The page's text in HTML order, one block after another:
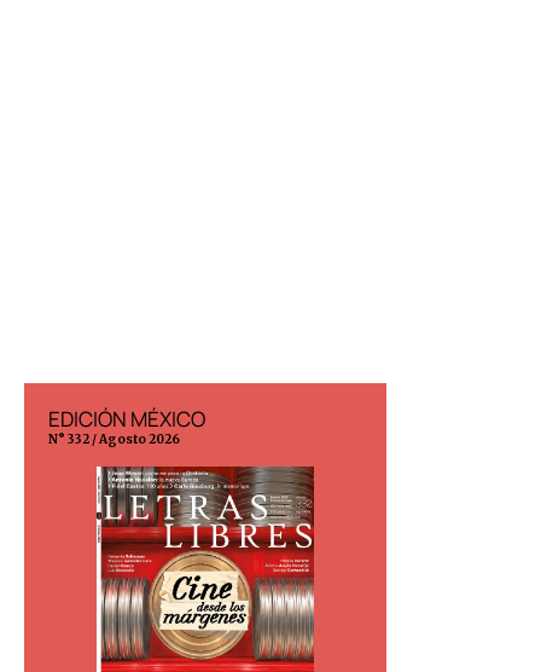
EDICIÓN MÉXICO
N° 332 / Agosto 2026